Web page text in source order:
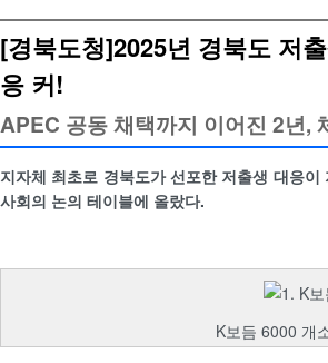
[경북도청]2025년 경북도 저
응 커!
APEC 공동 채택까지 이어진 2년,
지자체 최초로 경북도가 선포한 저출생 대응
사회의 논의 테이블에 올랐다.
K보듬 6000 개